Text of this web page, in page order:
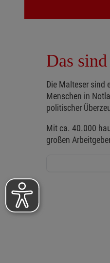
Das
Die Malteser sind
Menschen in
politischer
Mit ca. 40.000
großen